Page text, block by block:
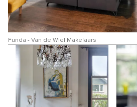
Funda - Van de Wiel Makelaars